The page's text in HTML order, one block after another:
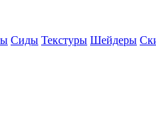
Сиды Текстуры Шейдеры